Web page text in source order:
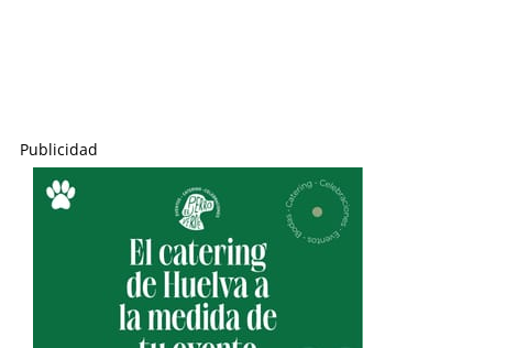
Publicidad